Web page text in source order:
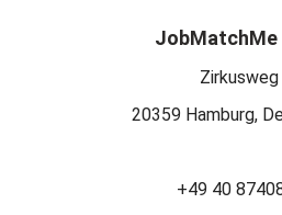
JobMatchMe
Zirkusweg
20359 Hamburg,
+49 40